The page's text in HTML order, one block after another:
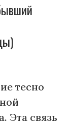
тесно
Эта связь